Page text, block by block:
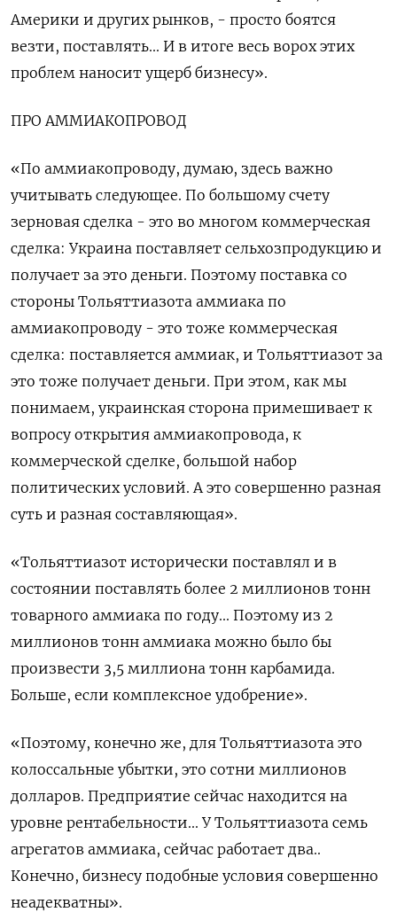
Америки и других рынков, - просто боятся
везти, поставлять... И в итоге весь ворох этих
проблем наносит ущерб бизнесу».
ПРО АММИАКОПРОВОД
«По аммиакопроводу, думаю, здесь важно
учитывать следующее. По большому счету
зерновая сделка - это во многом коммерческая
сделка: Украина поставляет сельхозпродукцию и
получает за это деньги. Поэтому поставка со
стороны Тольяттиазота аммиака по
аммиакопроводу - это тоже коммерческая
сделка: поставляется аммиак, и Тольяттиазот за
это тоже получает деньги. При этом, как мы
понимаем, украинская сторона примешивает к
вопросу открытия аммиакопровода, к
коммерческой сделке, большой набор
политических условий. А это совершенно разная
суть и разная составляющая».
«Тольяттиазот исторически поставлял и в
состоянии поставлять более 2 миллионов тонн
товарного аммиака по году... Поэтому из 2
миллионов тонн аммиака можно было бы
произвести 3,5 миллиона тонн карбамида.
Больше, если комплексное удобрение».
«Поэтому, конечно же, для Тольяттиазота это
колоссальные убытки, это сотни миллионов
долларов. Предприятие сейчас находится на
уровне рентабельности... У Тольяттиазота семь
агрегатов аммиака, сейчас работает два..
Конечно, бизнесу подобные условия совершенно
неадекватны».